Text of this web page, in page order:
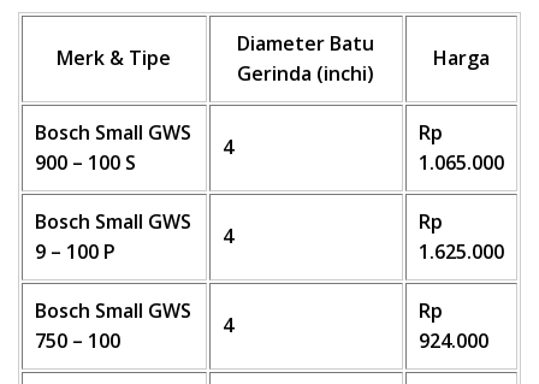
Merk & Tipe
Diameter Batu
Gerinda (inchi)
Harga
Bosch Small GWS
900 – 100 S
4
Rp
1.065.000
Bosch Small GWS
9 – 100 P
4
Rp
1.625.000
Bosch Small GWS
750 – 100
4
Rp
924.000